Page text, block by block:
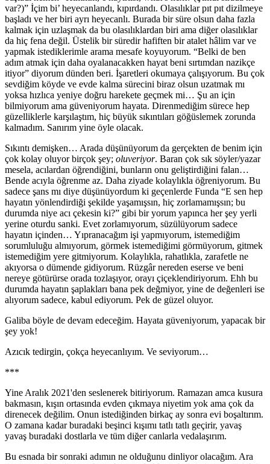
var?)” İçim bi’ heyecanlandı, kıpırdandı. Olasılıklar pıt pıt dizilmeye
başladı ve her biri ayrı heyecanlı. Burada bir süre olsun daha fazla
kalmak için uzlaşmak da bu olasılıklardan biri ama diğer olasılıklar
da hiç fena değil. Üstelik bir süredir hafiften bir atalet hâlim var ve
yapmak istediklerimle arama mesafe koyuyorum. “Belki de ben
adım atmak için daha oyalanacakken hayat beni sırtımdan nazikçe
itiyor” diyorum dünden beri. İşaretleri okumaya çalışıyorum. Bu çok
sevdiğim köyde ve evde kalma sürecini biraz olsun uzatmak mı
yoksa hızlıca yeniye doğru harekete geçmek mi… Şu an için
bilmiyorum ama güveniyorum hayata. Direnmediğim sürece hep
güzelliklerle karşılaştım, hiç büyük sıkıntıları göğüslemek zorunda
kalmadım. Sanırım yine öyle olacak.
Sıkıntı demişken… Arada düşünüyorum da gerçekten de benim için
çok kolay oluyor birçok şey; oluveriyor. Baran çok sık söyler/yazar
mesela, acılardan öğrendiğini, bunların onu geliştirdiğini falan…
Bende acıyla öğrenme az. Daha ziyade kolaylıkla öğreniyorum. Bu
sadece şans mı diye düşünüyordum ki geçenlerde Funda “E sen hep
hayatın yönlendirdiği şekilde yaşamışsın, hiç zorlamamışsın; bu
durumda niye acı çekesin ki?” gibi bir yorum yapınca her şey yerli
yerine oturdu sanki. Evet zorlamıyorum, süzülüyorum sadece
hayatın içinden… Yıpranacağım işi yapmıyorum, istemediğim
sorumluluğu almıyorum, görmek istemediğimi görmüyorum, gitmek
istemediğim yere gitmiyorum. Kolaylıkla, rahatlıkla, zarafetle ne
akıyorsa o dümende gidiyorum. Rüzgâr nereden eserse ve beni
nereye götürürse orada tozlaşıyor, orayı çiçeklendiriyorum. Ehh bu
durumda hayatın şaplakları bana pek değmiyor, yine de değenleri ise
alıyorum sadece, kabul ediyorum. Pek de güzel oluyor.
Galiba böyle de devam edeceğim. Hayata güveniyorum, yapacak bir
şey yok!
Azıcık tedirgin, çokça heyecanlıyım. Ve seviyorum…
***
Yine Aralık 2021'den seslenerek bitiriyorum. Ramazan amca kusura
bakmasın, kışın ortasında evden çıkmaya niyetim yok ama çok da
direnecek değilim. Onun istediğinden birkaç ay sonra evi boşaltırım.
O zamana kadar buradaki beşinci kışımı tatlı tatlı geçirir, yavaş
yavaş buradaki dostlarla ve tüm diğer canlarla vedalaşırım.
Bu esnada bir sonraki adımın ne olduğunu dinliyor olacağım. Ara